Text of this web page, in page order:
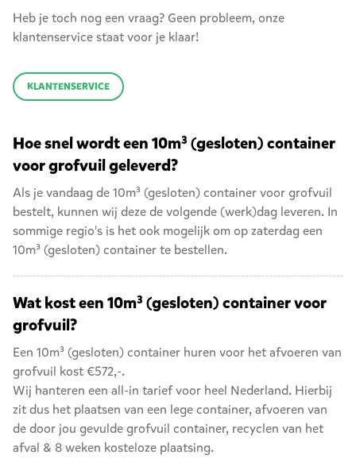
Heb je toch nog een vraag? Geen probleem, onze
klantenservice staat voor je klaar!
KLANTENSERVICE
Hoe snel wordt een 10m³ (gesloten) container
voor grofvuil geleverd?
Als je vandaag de 10m³ (gesloten) container voor grofvuil
bestelt, kunnen wij deze de volgende (werk)dag leveren. In
sommige regio's is het ook mogelijk om op zaterdag een
10m³ (gesloten) containerte bestellen.
Wat kost een 10m³ (gesloten) container voor
grofvuil?
Een 10m³ (gesloten) container huren voor het afvoeren van
grofvuil kost €572,-.
Wij hanteren een all-in tarief voor heel Nederland. Hierbij
zit dus het plaatsen van een lege container, afvoeren van
de door jou gevulde grofvuil container, recyclen van het
afval & 8 weken kosteloze plaatsing.